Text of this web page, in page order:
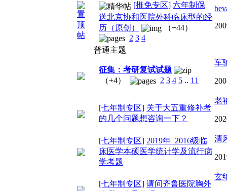
[推免专区] 六年制保
送北京协和医院外科临床型的经
历（原创）
（+44）
2 3 4
普通主题
征集：考研复试试题
（+4）
2 3 4 5 .. 11
车
[七年制专区] 关于大五重修补考
的几个问题想咨询一下？
老
[七年制专区] 2019年 2016级临
床医学本硕医学统计学及流行病
学考题
清
[七年制专区] 请问齐鲁医院胸外
玄